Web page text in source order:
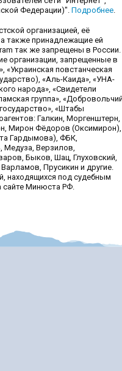
Федерации)". Подробнее.
организацией, её
также принадлежащие ей
так же запрещены в России.
организации, запрещенные в
«Украинская повстанческая
«Аль-Каида», «УНА-
народа», «Свидетели
группа»,
«Штабы
Галкин, Моргенштерн,
Мирон Фёдоров (Оксимирон),
Гардымова), ФБК,
Верзилов,
Быков, Шац, Глуховский,
Прусикин и другие.
находящихся под судебным
сайте Минюста РФ.